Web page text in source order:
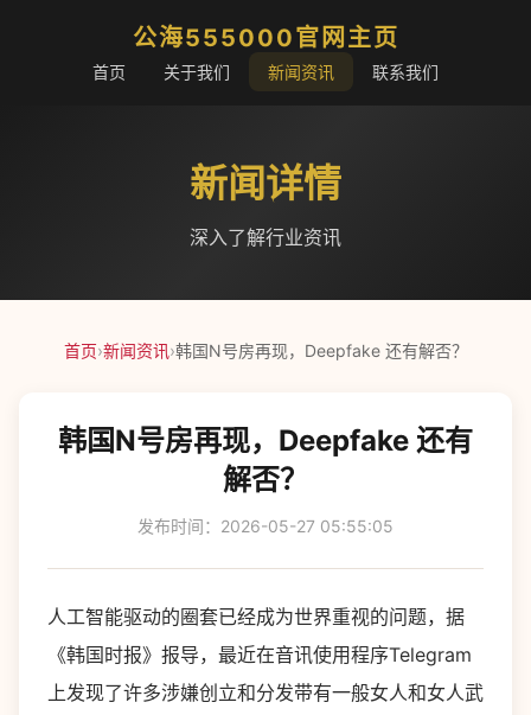
公海555000官网主页
首页 关于我们 新闻资讯 联系我们
新闻详情
深入了解行业资讯
首页›新闻资讯›韩国N号房再现，Deepfake 还有解否？
韩国N号房再现，Deepfake 还有
解否？
发布时间：2026-05-27 05:55:05
人工智能驱动的圈套已经成为世界重视的问题，据
《韩国时报》报导，最近在音讯使用程序Telegram
上发现了许多涉嫌创立和分发带有一般女人和女人武